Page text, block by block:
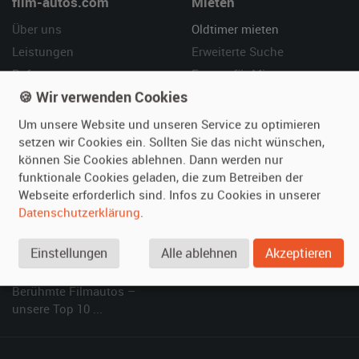
Über uns
Leistungen
Referenzen
Kundenmeinungen
Oldtimer mieten
Erweiterte Suche
Fragen für Mieter
Vermieten
Oldtimer anmelden
Fotos senden
Fragen für Vermieter
Hilfe
Häufige Fragen (FAQ)
So funktioniert's
SPECIAL
Berühmte Filmautos –
unsere Top 10 ...
🍪 Wir verwenden Cookies
Um unsere Website und unseren Service zu optimieren
setzen wir Cookies ein. Sollten Sie das nicht wünschen,
können Sie Cookies ablehnen. Dann werden nur
funktionale Cookies geladen, die zum Betreiben der
Webseite erforderlich sind. Infos zu Cookies in unserer
Datenschutzerklärung.
Einstellungen Alle ablehnen Akzeptieren